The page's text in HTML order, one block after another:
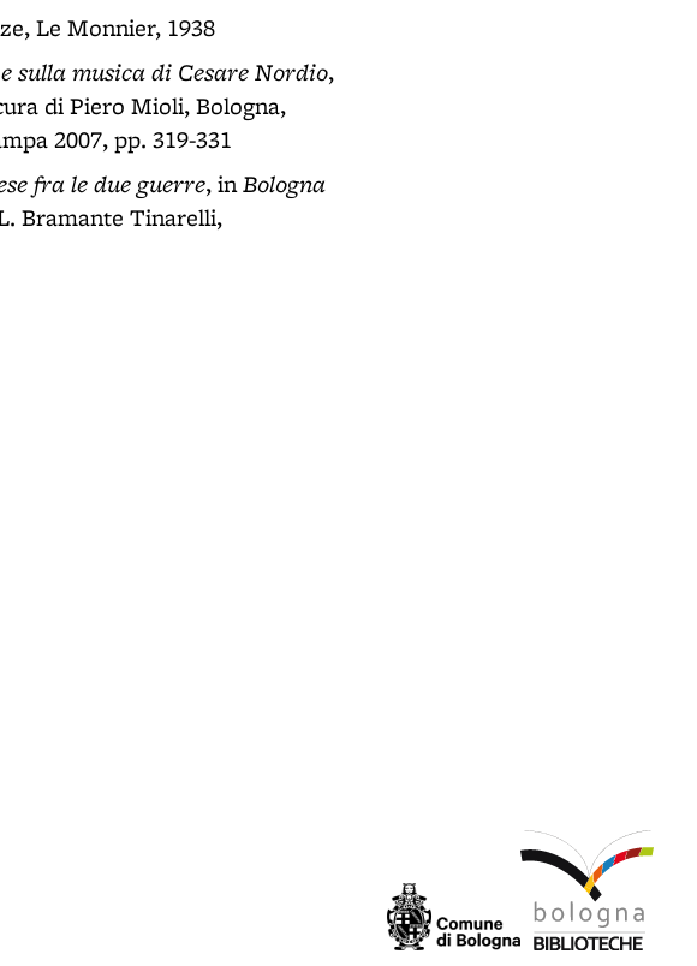
Le Monnier, 1938
sulla musica di Cesare Nordio,
di Piero Mioli, Bologna,
2007, pp. 319-331
fra le due guerre, inBologna
Bramante Tinarelli,